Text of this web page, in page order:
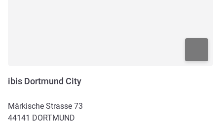
ibis Dortmund City
Märkische Strasse 73
44141 DORTMUND